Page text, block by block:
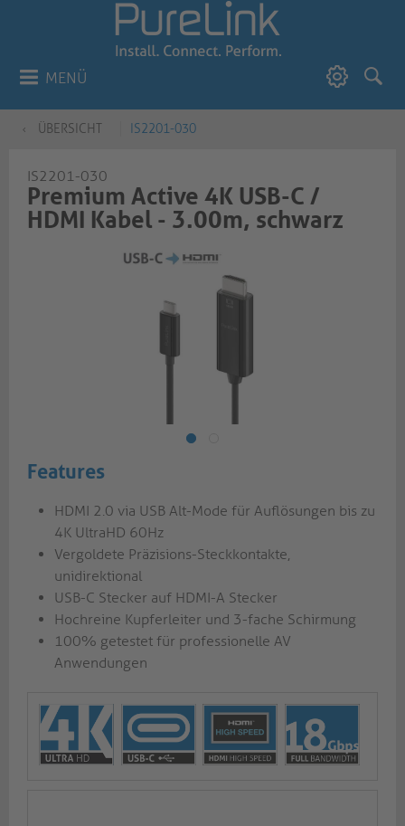
MENÜ
ÜBERSICHT IS2201-030
IS2201-030
Premium Active 4K USB-C /
HDMI Kabel - 3.00m, schwarz
Features
HDMI 2.0 via USB Alt-Mode für Auflösungen bis zu
4K UltraHD 60Hz
Vergoldete Präzisions-Steckkontakte,
unidirektional
USB-C Stecker auf HDMI-A Stecker
Hochreine Kupferleiter und 3-fache Schirmung
100% getestet für professionelle AV
Anwendungen